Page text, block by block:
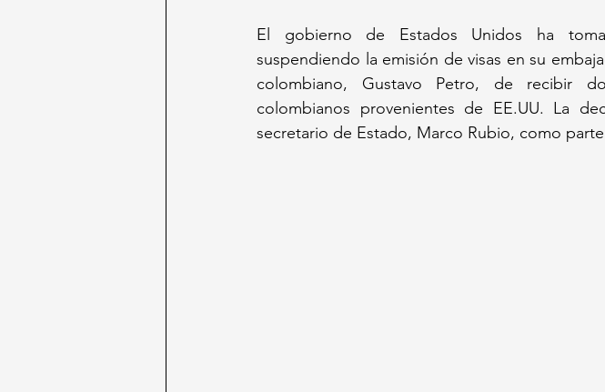
El gobierno de Estados Unidos ha
suspendiendo la emisión de visas en su
colombiano, Gustavo Petro, de recibir
colombianos provenientes de EE.UU. La
secretario de Estado, Marco Rubio, como